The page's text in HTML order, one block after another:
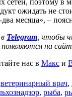
ожидать не
месяца», –
Telegram , чтобы
появляются на
нас в Макс и
ветеринарный врач,
, рыба,